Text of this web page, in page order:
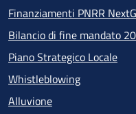
Finanziamenti PNRR
Bilancio di fine mandato
Piano Strategico Locale
Whistleblowing
Alluvione